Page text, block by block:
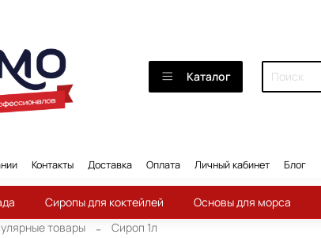
Каталог
Контакты Доставка Оплата Личный кабинет Блог
Сиропы для коктейлей Основы для морса
товары Сироп 1л